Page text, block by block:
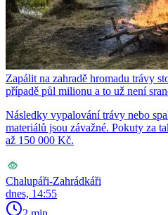
Zapálit na zahradě hromadu trávy
případě půl milionu a to už není
Následky vypalování trávy nebo
materiálů jsou závažné. Pokuty za
až 150 000 Kč.
Chalupáři-Zahrádkáři
dnes, 14:55